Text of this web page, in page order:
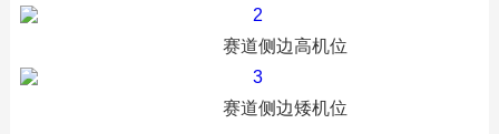
赛道侧边高机位
赛道侧边矮机位